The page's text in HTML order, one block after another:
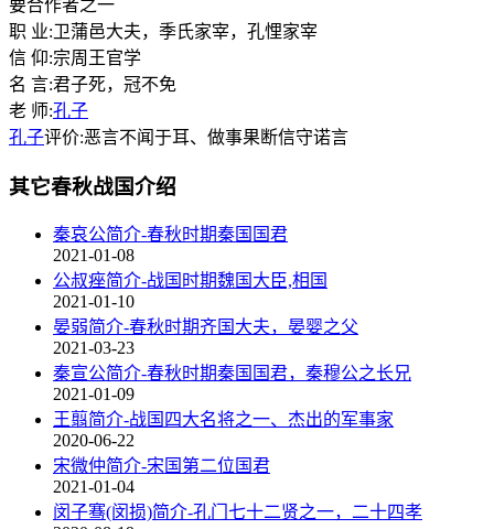
要合作者之一
职 业:卫蒲邑大夫，季氏家宰，孔悝家宰
信 仰:宗周王官学
名 言:君子死，冠不免
老 师:孔子
孔子评价:恶言不闻于耳、做事果断信守诺言
其它春秋战国介绍
秦哀公简介-春秋时期秦国国君
2021-01-08
公叔痤简介-战国时期魏国大臣,相国
2021-01-10
晏弱简介-春秋时期齐国大夫，晏婴之父
2021-03-23
秦宣公简介-春秋时期秦国国君，秦穆公之长兄
2021-01-09
王翦简介-战国四大名将之一、杰出的军事家
2020-06-22
宋微仲简介-宋国第二位国君
2021-01-04
闵子骞(闵损)简介-孔门七十二贤之一，二十四孝